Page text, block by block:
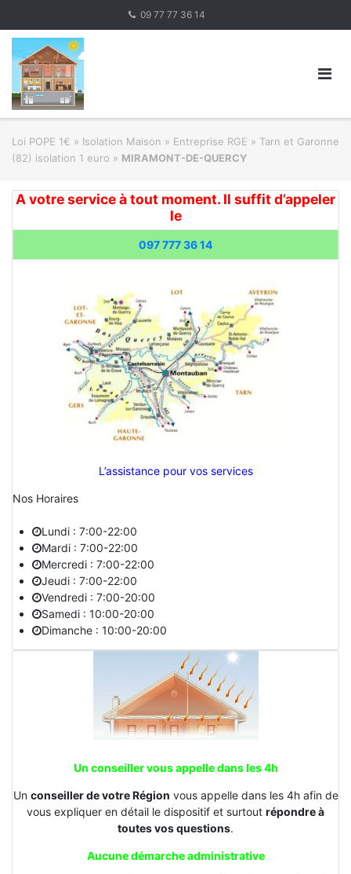
content
09 77 77 36 14
Loi POPE 1€ » Isolation Maison » Entreprise RGE » Tarn et Garonne
(82) isolation 1 euro » MIRAMONT-DE-QUERCY
A votre service à tout moment. Il suffit d’appeler
le
097 777 36 14
L’assistance pour vos services
Nos Horaires
Lundi : 7:00-22:00
Mardi : 7:00-22:00
Mercredi : 7:00-22:00
Jeudi : 7:00-22:00
Vendredi : 7:00-20:00
Samedi : 10:00-20:00
Dimanche : 10:00-20:00
Un conseiller vous appelle dans les 4h
Un conseiller de votre Région vous appelle dans les 4h afin de
vous expliquer en détail le dispositif et surtout répondre à
toutes vos questions.
Aucune démarche administrative